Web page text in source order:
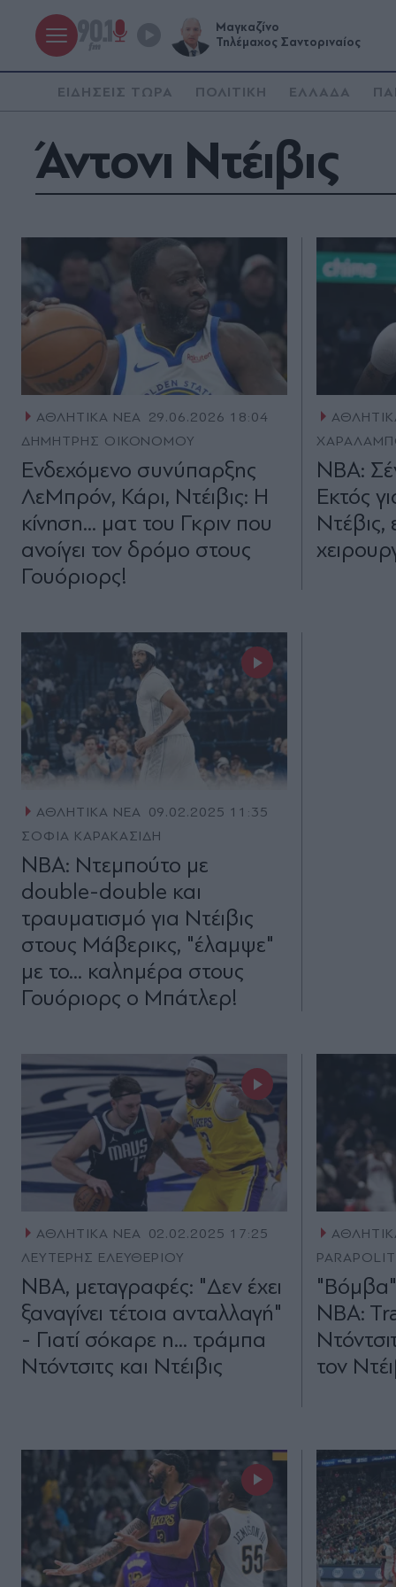
Μαγκαζίνο
Τηλέμαχος Σαντοριναίος
ΕΙΔΗΣΕΙΣ ΤΩΡΑ ΠΟΛΙΤΙΚΗ ΕΛΛΑΔΑ
Άντονι Ντέιβις
ΑΘΛΗΤΙΚΑ ΝΕΑ 29.06.2026 18:04
ΔΗΜΗΤΡΗΣ ΟΙΚΟΝΟΜΟΥ
Ενδεχόμενο συνύπαρξης
ΛεΜπρόν, Κάρι, Ντέιβις: Η
κίνηση... ματ του Γκριν που
ανοίγει τον δρόμο στους
Γουόριορς!
NBA:
Εκτός
Ντέβις,
ΑΘΛΗΤΙΚΑ ΝΕΑ 09.02.2025 11:35
ΣΟΦΙΑ ΚΑΡΑΚΑΣΙΔΗ
NBA: Ντεμπούτο με
double-double και
τραυματισμό για Ντέιβις
στους Μάβερικς, "έλαμψε"
με το... καλημέρα στους
Γουόριορς ο Μπάτλερ!
ΑΘΛΗΤΙΚΑ ΝΕΑ 02.02.2025 17:25
ΛΕΥΤΕΡΗΣ ΕΛΕΥΘΕΡΙΟΥ
NBA, μεταγραφές: "Δεν έχει
ξαναγίνει τέτοια ανταλλαγή"
- Γιατί σόκαρε η... τράμπα
Ντόντσιτς και Ντέιβις
NBA:
τον